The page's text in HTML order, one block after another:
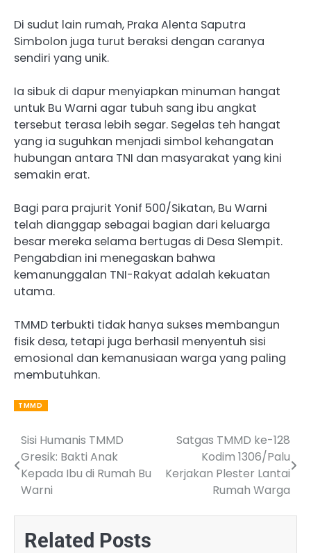
Di sudut lain rumah, Praka Alenta Saputra
Simbolon juga turut beraksi dengan caranya
sendiri yang unik.
Ia sibuk di dapur menyiapkan minuman hangat
untuk Bu Warni agar tubuh sang ibu angkat
tersebut terasa lebih segar. Segelas teh hangat
yang ia suguhkan menjadi simbol kehangatan
hubungan antara TNI dan masyarakat yang kini
semakin erat.
Bagi para prajurit Yonif 500/Sikatan, Bu Warni
telah dianggap sebagai bagian dari keluarga
besar mereka selama bertugas di Desa Slempit.
Pengabdian ini menegaskan bahwa
kemanunggalan TNI-Rakyat adalah kekuatan
utama.
TMMD terbukti tidak hanya sukses membangun
fisik desa, tetapi juga berhasil menyentuh sisi
emosional dan kemanusiaan warga yang paling
membutuhkan.
TMMD
Post
navigation
Sisi Humanis TMMD
Gresik: Bakti Anak
Kepada Ibu di Rumah Bu
Warni
Satgas TMMD ke-128
Kodim 1306/Palu
Kerjakan Plester Lantai
Rumah Warga
Related Posts